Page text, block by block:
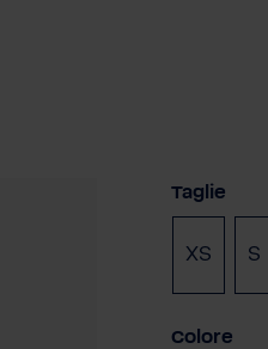
Seleziona
Taglie
XS S
Seleziona
Colore